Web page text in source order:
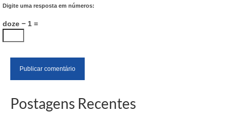
Digite uma resposta em números:
doze − 1 =
Postagens Recentes